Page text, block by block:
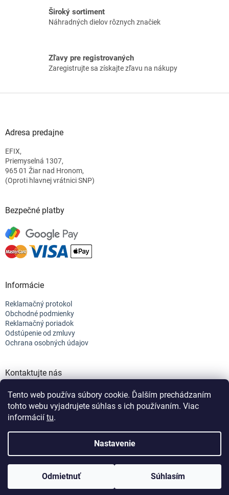
Tento web používa súbory cookie. Ďalším prechádzaním
tohto webu vyjadrujete súhlas s ich používaním. Viac
informácií tu.
Nastavenie
Odmietnuť Súhlasím
p
i
Široký sortiment
Náhradných dielov rôznych značiek
Zľavy pre registrovaných
Zaregistrujte sa získajte zľavu na nákupy
Adresa predajne
EFIX,
Priemyselná 1307,
965 01 Žiar nad Hronom,
(Oproti hlavnej vrátnici SNP)
Bezpečné platby
Informácie
Reklamačný protokol
Obchodné podmienky
Reklamačný poriadok
Odstúpenie od zmluvy
Ochrana osobných údajov
Kontaktujte nás
+421 944 682 154
info@efix.top
. Všetky práva vyhradené.
cookiesNastavenie | Úprava | Custom =Netmedia s.r.o.